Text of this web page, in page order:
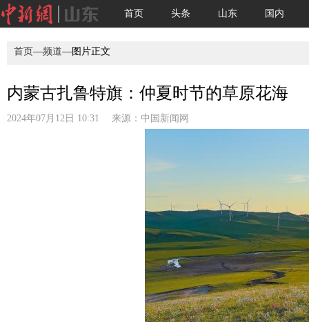
首页 头条 山东 国内
首页—频道—图片正文
内蒙古扎鲁特旗：仲夏时节的草原花海
2024年07月12日 10:31 来源： 中国新闻网